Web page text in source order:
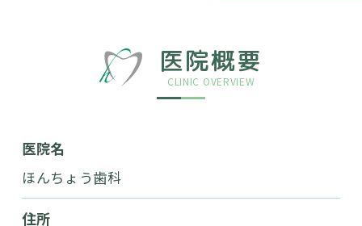
医院概要
CLINIC OVERVIEW
医院名
ほんちょう歯科
住所